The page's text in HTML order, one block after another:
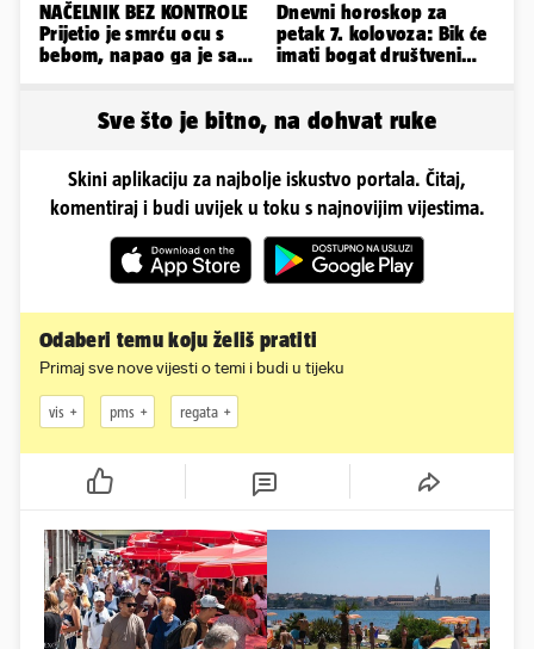
NAČELNIK BEZ KONTROLE
Prijetio je smrću ocu s
bebom, napao ga je sa
Dnevni horoskop za
petak 7. kolovoza: Bik će
imati bogat društveni
Sve što je bitno, na dohvat ruke
Skini aplikaciju za najbolje iskustvo portala. Čitaj,
komentiraj i budi uvijek u toku s najnovijim vijestima.
Odaberi temu koju želiš pratiti
Primaj sve nove vijesti o temi i budi u tijeku
vis pms regata